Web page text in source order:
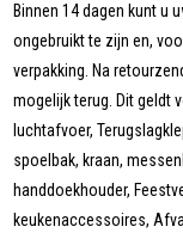
Binnen 14 dagen kunt u
ongebruikt te zijn en,
verpakking. Na
mogelijk terug. Dit geldt
luchtafvoer,
spoelbak, kraan,
handdoekhouder,
keukenaccessoires,